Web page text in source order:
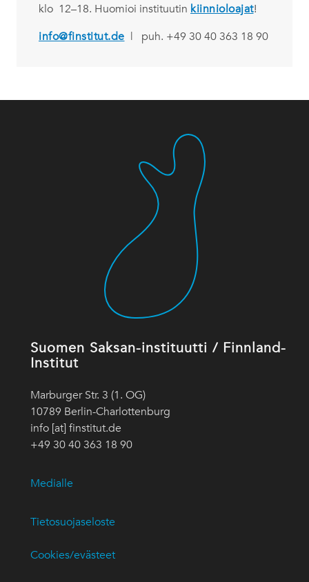
klo 12–18. Huomioi instituutin kiinnioloajat!
info@finstitut.de | puh. +49 30 40 363 18 90
Suomen Saksan-instituutti / Finnland-
Institut
Marburger Str. 3 (1. OG)
10789 Berlin-Charlottenburg
info [at] finstitut.de
+49 30 40 363 18 90
Medialle
Tietosuojaseloste
Cookies/evästeet